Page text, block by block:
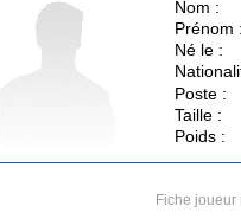
Nom :
Prénom
Né le :
Poste :
Taille :
Poids :
Fiche